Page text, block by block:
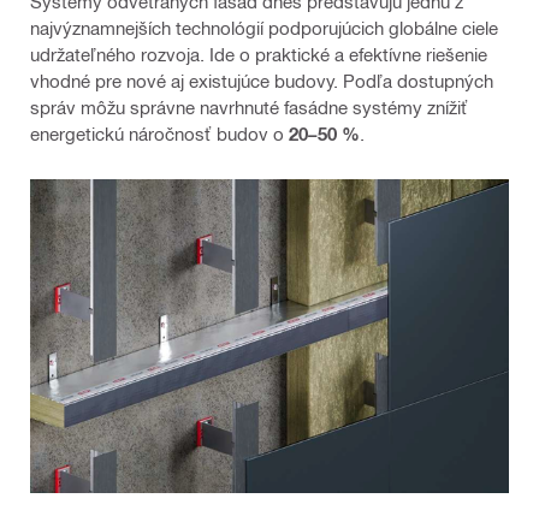
najvýznamnejších technológií podporujúcich globálne ciele
udržateľného rozvoja. Ide o praktické a efektívne riešenie
vhodné pre nové aj existujúce budovy. Podľa dostupných
správ môžu správne navrhnuté fasádne systémy znížiť
energetickú náročnosť budov o 20–50 %